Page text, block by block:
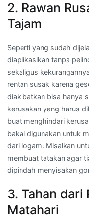
2. Rawan
Tajam
Seperti yang sudah
diaplikasikan tanpa
sekaligus
rentan susak karena
diakibatkan bisa hanya
kerusakan yang harus
buat menghindari
bakal digunakan untuk
dari logam. Misalkan
membuat tatakan agar
dipindah menyisakan
3. Tahan dari
Matahari